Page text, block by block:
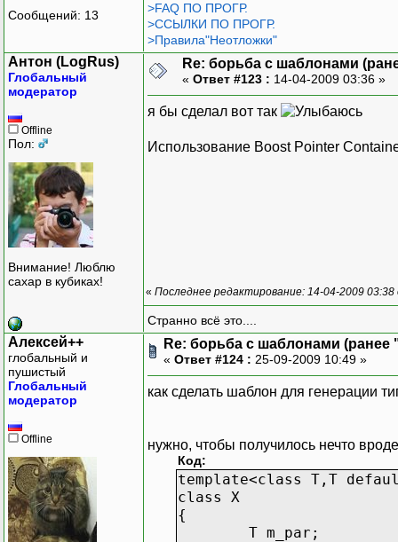
Сообщений: 13
>FAQ ПО ПРОГР.
>ССЫЛКИ ПО ПРОГР.
>Правила"Неотложки"
Антон (LogRus)
Глобальный
модератор
Offline
Пол:
Внимание! Люблю
сахар в кубиках!
Re: борьба с шаблонами
« Ответ #123 : 14-04-2009 03:36 »
я бы сделал вот так
Использование Boost Pointer
« Последнее редактирование: 14-04-2009
Странно всё это....
Алексей++
глобальный и
пушистый
Глобальный
модератор
Offline
Re: борьба с шаблонами (ранее
« Ответ #124 : 25-09-2009 10:49 »
как сделать шаблон для генерации
нужно, чтобы получилось нечто
Код:
template<class T,T
class X
{
T m_par;